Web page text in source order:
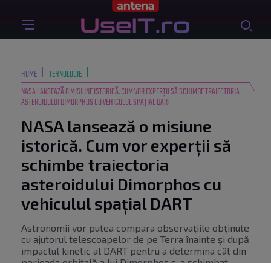
HOME
TEHNOLOGIE
NASA LANSEAZĂ O MISIUNE ISTORICĂ. CUM VOR EXPERȚII SĂ SCHIMBE TRAIECTORIA
ASTEROIDULUI DIMORPHOS CU VEHICULUL SPAȚIAL DART
NASA lansează o misiune
istorică. Cum vor experții să
schimbe traiectoria
asteroidului Dimorphos cu
vehiculul spațial DART
Astronomii vor putea compara observațiile obținute
cu ajutorul telescoapelor de pe Terra înainte și după
impactul kinetic al DART pentru a determina cât din